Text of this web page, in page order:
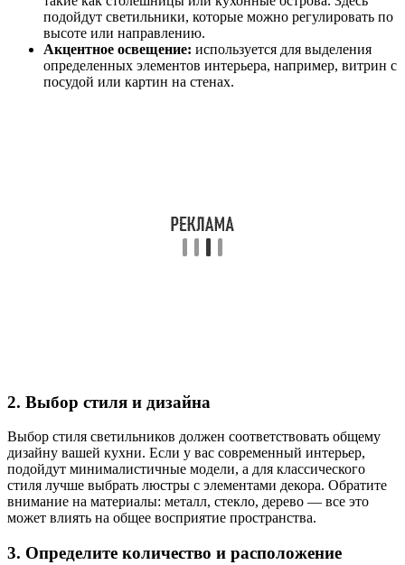
подойдут светильники, которые можно регулировать по
высоте или направлению.
Акцентное освещение: используется для выделения
определенных элементов интерьера, например, витрин с
посудой или картин на стенах.
2. Выбор стиля и дизайна
Выбор стиля светильников должен соответствовать общему
дизайну вашей кухни. Если у вас современный интерьер,
подойдут минималистичные модели, а для классического
стиля лучше выбрать люстры с элементами декора. Обратите
внимание на материалы: металл, стекло, дерево — все это
может влиять на общее восприятие пространства.
3. Определите количество и расположение